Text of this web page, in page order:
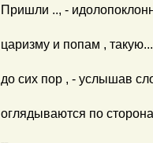
Пришли .., -
царизму и попам ,
до сих пор , - услышав
оглядываются по